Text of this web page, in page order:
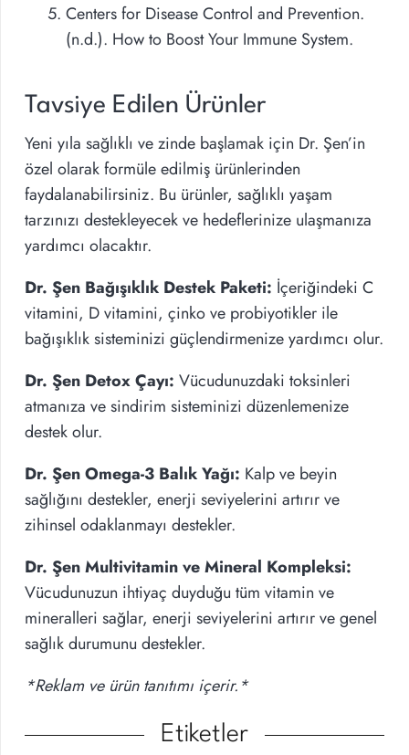
Centers for Disease Control and Prevention.
(n.d.). How to Boost Your Immune System.
Tavsiye Edilen Ürünler
Yeni yıla sağlıklı ve zinde başlamak için Dr. Şen’in
özel olarak formüle edilmiş ürünlerinden
faydalanabilirsiniz. Bu ürünler, sağlıklı yaşam
tarzınızı destekleyecek ve hedeflerinize ulaşmanıza
yardımcı olacaktır.
Dr. Şen Bağışıklık Destek Paketi: İçeriğindeki C
vitamini, D vitamini, çinko ve probiyotikler ile
bağışıklık sisteminizi güçlendirmenize yardımcı olur.
Dr. Şen Detox Çayı: Vücudunuzdaki toksinleri
atmanıza ve sindirim sisteminizi düzenlemenize
destek olur.
Dr. Şen Omega-3 Balık Yağı: Kalp ve beyin
sağlığını destekler, enerji seviyelerini artırır ve
zihinsel odaklanmayı destekler.
Dr. Şen Multivitamin ve Mineral Kompleksi:
Vücudunuzun ihtiyaç duyduğu tüm vitamin ve
mineralleri sağlar, enerji seviyelerini artırır ve genel
sağlık durumunu destekler.
*Reklam ve ürün tanıtımı içerir.*
Etiketler